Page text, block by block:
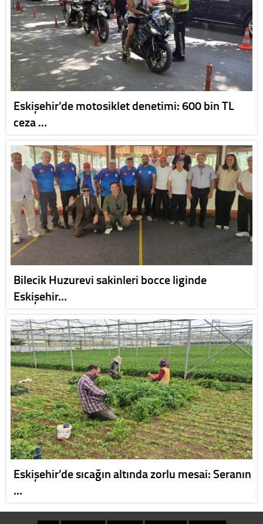
Eskişehir’de motosiklet denetimi: 600 bin TL
ceza …
Bilecik Huzurevi sakinleri bocce liginde
Eskişehir…
Eskişehir’de sıcağın altında zorlu mesai: Seranın
…